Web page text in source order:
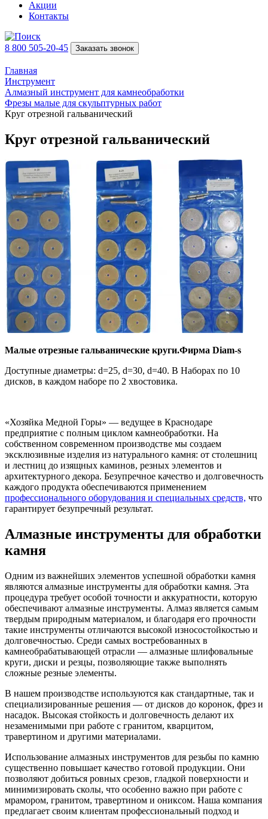
Акции
Контакты
8 800 505-20-45 Заказать звонок
Главная
Инструмент
Алмазный инструмент для камнеобработки
Фрезы малые для скульптурных работ
Круг отрезной гальванический
Круг отрезной гальванический
Малые отрезные гальванические круги.Фирма Diam-s
Доступные диаметры: d=25, d=30, d=40. В Наборах по 10
дисков, в каждом наборе по 2 хвостовика.
«Хозяйка Медной Горы» — ведущее в Краснодаре
предприятие с полным циклом камнеобработки. На
собственном современном производстве мы создаем
эксклюзивные изделия из натурального камня: от столешниц
и лестниц до изящных каминов, резных элементов и
архитектурного декора. Безупречное качество и долговечность
каждого продукта обеспечиваются применением
профессионального оборудования и специальных средств, что
гарантирует безупречный результат.
Алмазные инструменты для обработки
камня
Одним из важнейших элементов успешной обработки камня
являются алмазные инструменты для обработки камня. Эта
процедура требует особой точности и аккуратности, которую
обеспечивают алмазные инструменты. Алмаз является самым
твердым природным материалом, и благодаря его прочности
такие инструменты отличаются высокой износостойкостью и
долговечностью. Среди самых востребованных в
камнеобрабатывающей отрасли — алмазные шлифовальные
круги, диски и резцы, позволяющие также выполнять
сложные резные элементы.
В нашем производстве используются как стандартные, так и
специализированные решения — от дисков до коронок, фрез и
насадок. Высокая стойкость и долговечность делают их
незаменимыми при работе с гранитом, кварцитом,
травертином и другими материалами.
Использование алмазных инструментов для резьбы по камню
существенно повышает качество готовой продукции. Они
позволяют добиться ровных срезов, гладкой поверхности и
минимизировать сколы, что особенно важно при работе с
мрамором, гранитом, травертином и ониксом. Наша компания
предлагает своим клиентам профессиональный подход и